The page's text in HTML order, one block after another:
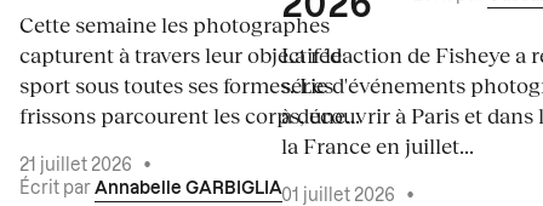
Cette semaine les photographes
capturent à travers leur objectif le
sport sous toutes ses formes. Les
frissons parcourent les corps, une...
21 juillet 2026
•
Écrit par Annabelle GARBIGLIA
La rédaction de Fisheye a
série d'événements
à découvrir à Paris et dans
la France en juillet...
01 juillet 2026
•